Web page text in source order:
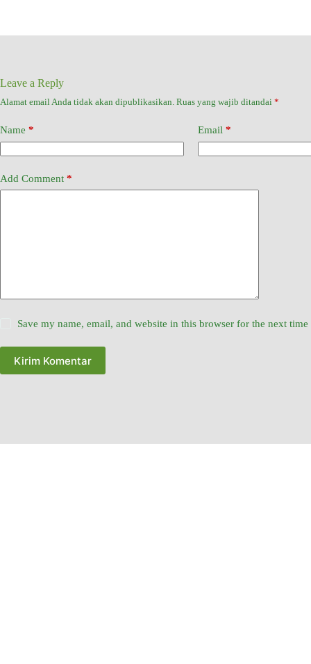
Leave a Reply
Alamat email Anda tidak akan dipublikasikan. Ruas yang wajib ditandai *
Name * Email *
Add Comment *
Save my name, email, and website in this browser for the next
Kirim Komentar